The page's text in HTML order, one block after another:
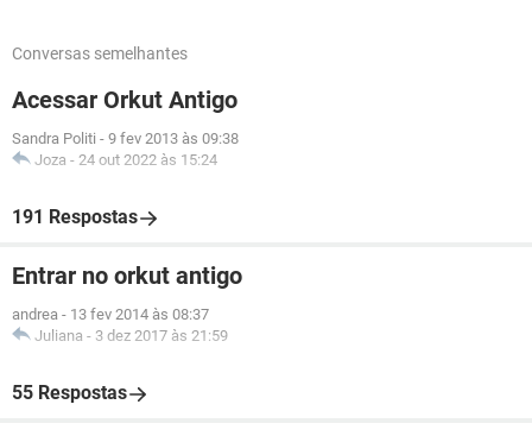
Conversas semelhantes
Acessar Orkut Antigo
Sandra Politi - 9 fev 2013 às 09:38
Joza - 24 out 2022 às 15:24
191 Respostas
Entrar no orkut antigo
andrea - 13 fev 2014 às 08:37
Juliana - 3 dez 2017 às 21:59
55 Respostas